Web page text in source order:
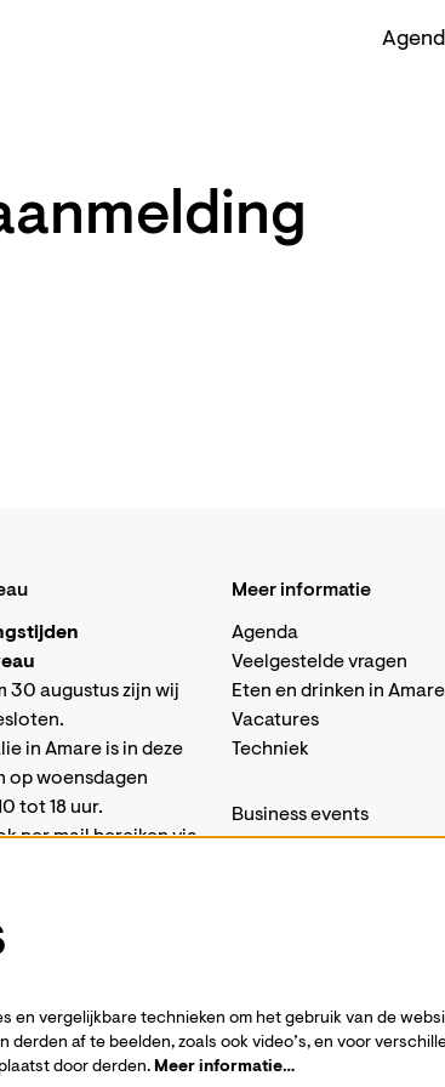
30 augustus zijn wij
in Amare is in deze
op woensdagen
tot 18 uur.
per mail bereiken via
volgens
Meer informatie
Agenda
Veelgestelde vragen
Eten en drinken in Amare
Vacatures
Techniek
Business events
Steun ons-Word vriend
en vergelijkbare technieken om het gebruik van de
derden af te beelden, zoals ook video’s, en voor
door derden. Meer informatie…